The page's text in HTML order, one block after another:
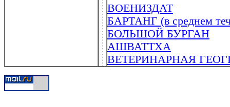
ВОЕНИЗДАТ
БАРТАНГ (в среднем
БОЛЬШОЙ БУРГАН
АШВАТТХА
ВЕТЕРИНАРНАЯ